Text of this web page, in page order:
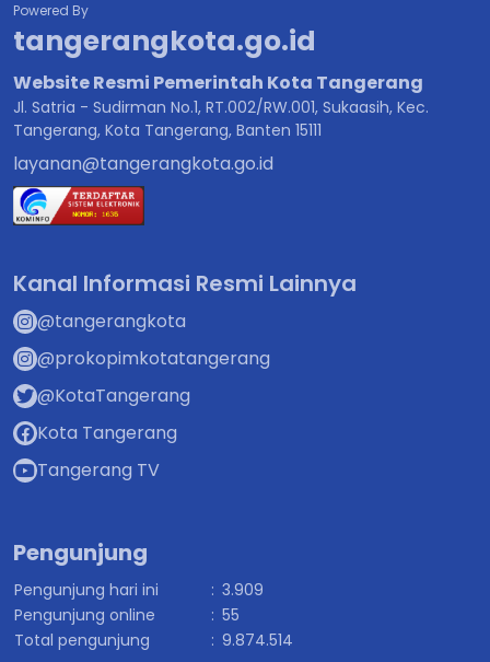
Powered By
tangerangkota.go.id
Website Resmi Pemerintah Kota Tangerang
Jl. Satria - Sudirman No.1, RT.002/RW.001, Sukaasih, Kec.
Tangerang, Kota Tangerang, Banten 15111
layanan@tangerangkota.go.id
Kanal Informasi Resmi Lainnya
@tangerangkota
@prokopimkotatangerang
@KotaTangerang
Kota Tangerang
Tangerang TV
Pengunjung
Pengunjung hari ini : 3.909
Pengunjung online
: 55
Total pengunjung
: 9.874.514